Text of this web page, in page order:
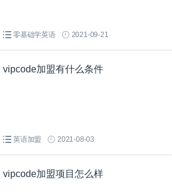
零基础学英语 2021-09-21
vipcode加盟有什么条件
英语加盟 2021-08-03
vipcode加盟项目怎么样